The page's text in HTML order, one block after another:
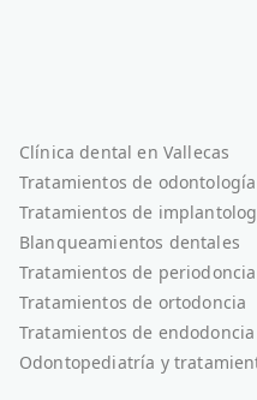
Clínica dental en Vallecas
Tratamientos de odontología
Tratamientos de
Blanqueamientos dentales
Tratamientos de periodoncia
Tratamientos de ortodoncia
Tratamientos de endodoncia
Odontopediatría y